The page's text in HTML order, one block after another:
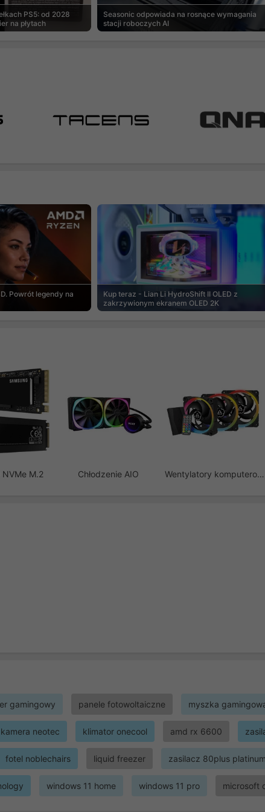
PS5: od 2028
na płytach
Seasonic odpowiada na rosnące wymagania
stacji roboczych AI
Powrót legendy na
Kup teraz - Lian Li HydroShift II OLED z
zakrzywionym ekranem OLED 2K
NVMe M.2 Chłodzenie AIO Wentylatory komputerowe
gamingowy panele fotowoltaiczne myszka
kamera neotec klimator onecool amd rx 6600
fotel noblechairs liquid freezer zasilacz 80plus platinum
windows 11 home windows 11 pro microsoft